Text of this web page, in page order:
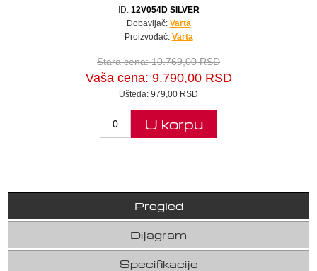
ID: 12V054D SILVER
Dobavljač: Varta
Proizvođač: Varta
Stara cena:10.769,00 RSD
Vaša cena: 9.790,00 RSD
Ušteda: 979,00 RSD
U korpu
Pregled
Dijagram
Specifikacije